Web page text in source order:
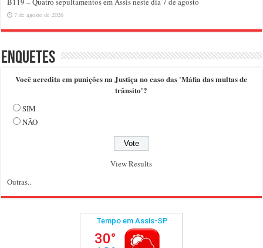
7 de agosto de 2026
Enquetes
Você acredita em punições na Justiça no caso das 'Máfia das multas de
trânsito'?
SIM
NÃO
View Results
Outras..